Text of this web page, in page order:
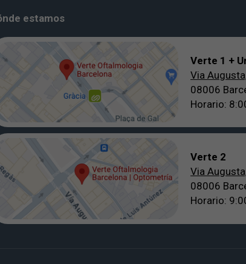
estamos
Verte 1 +
Via
08006
Horario:
Verte 2
Via
08006
Horario: